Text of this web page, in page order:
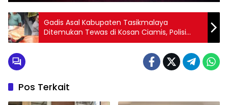
Gadis Asal Kabupaten Tasikmalaya
Ditemukan Tewas di Kosan Ciamis, Polisi
Selidiki Dugaan Gantung Diri
Pos Terkait